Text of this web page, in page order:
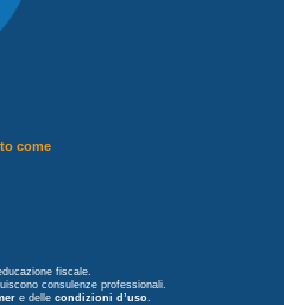
come
fiscale.
consulenze professionali.
e delle condizioni d’uso